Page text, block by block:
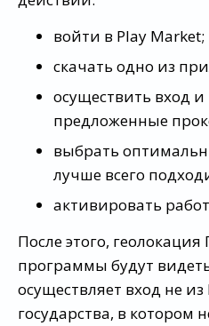
войти в Play Market;
скачать одно из
осуществить вход
предложенные
выбрать
лучше всего
активировать
После этого,
программы будут
осуществляет вход не из
государства, в котором